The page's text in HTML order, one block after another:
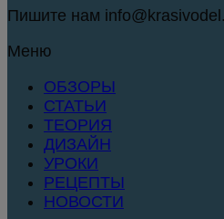
Пишите нам
Меню
ОБЗОРЫ
СТАТЬИ
ТЕОРИЯ
ДИЗАЙН
УРОКИ
РЕЦЕПТЫ
НОВОСТИ